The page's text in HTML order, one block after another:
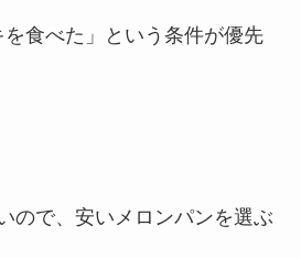
食べた」という条件が優先
ので、安いメロンパンを選ぶ